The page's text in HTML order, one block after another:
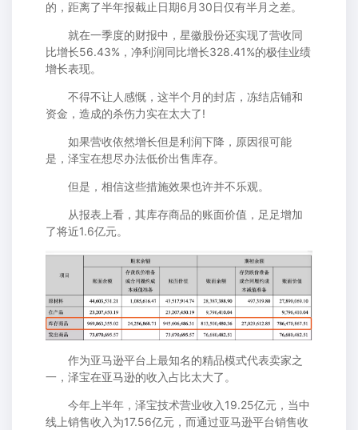
的，距离了半年报截止日期6月30日仅有半月之差。
就在一季度的财报中，星徽股份还实现了营收同
比增长56.43%，净利润同比增长328.41%的极佳业绩
增长表现。
不得不让人感慨，这半个月的封店，冻结店铺和
资金，造成的杀伤力实在太大了!
如果营收依然增长但是利润下降，原因很可能
是，泽宝在想尽办法低价出售库存。
但是，相信这些措施效果也许并不乐观。
从报表上看，其库存商品的账面价值，足足增加
了将近1.6亿元。
作为亚马逊平台上最知名的精品模式代表卖家之
一，泽宝在亚马逊的收入占比太大了。
今年上半年，泽宝技术营业收入19.25亿元，当中
线上销售收入为17.56亿元，而通过亚马逊平台销售收